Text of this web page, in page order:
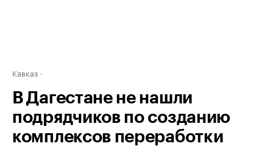
Кавказ
В Дагестане не нашли
подрядчиков по созданию
комплексов переработки